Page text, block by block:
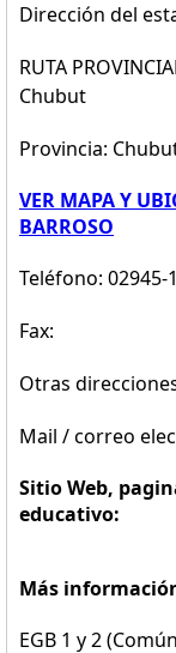
Dirección del
RUTA
Chubut
Provincia:
VER MAPA Y
BARROSO
Teléfono: 02945-
Fax:
Otras
Mail / correo
Sitio Web,
educativo:
Más
EGB 1 y 2